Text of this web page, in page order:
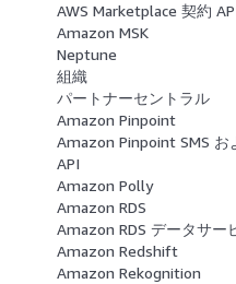
AWS Marketplace 契約
Amazon MSK
Neptune
組織
パートナーセントラル
Amazon Pinpoint
Amazon Pinpoint SMS お
API
Amazon Polly
Amazon RDS
Amazon RDS データサー
Amazon Redshift
Amazon Rekognition